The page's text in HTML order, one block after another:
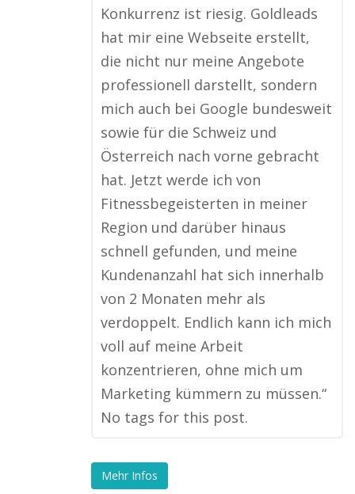
Konkurrenz ist riesig. Goldleads
hat mir eine Webseite erstellt,
die nicht nur meine Angebote
professionell darstellt, sondern
mich auch bei Google bundesweit
sowie für die Schweiz und
Österreich nach vorne gebracht
hat. Jetzt werde ich von
Fitnessbegeisterten in meiner
Region und darüber hinaus
schnell gefunden, und meine
Kundenanzahl hat sich innerhalb
von 2 Monaten mehr als
verdoppelt. Endlich kann ich mich
voll auf meine Arbeit
konzentrieren, ohne mich um
Marketing kümmern zu müssen.“
No tags for this post.
Mehr Infos